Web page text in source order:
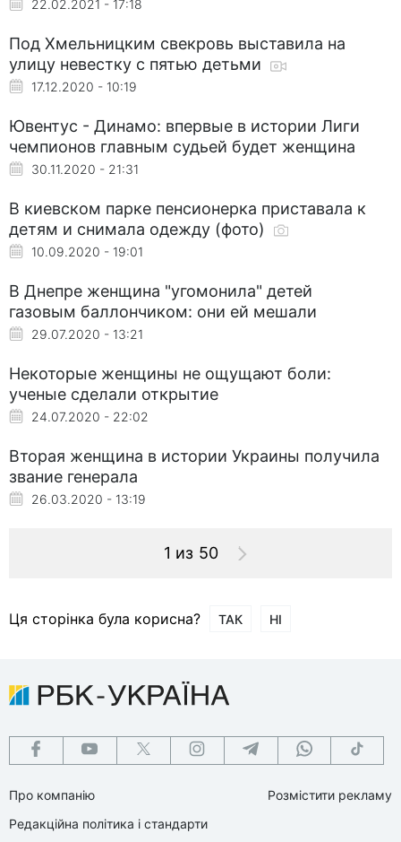
22.02.2021 - 17:18
Под Хмельницким свекровь выставила на
улицу невестку с пятью детьми
17.12.2020 - 10:19
Ювентус - Динамо: впервые в истории Лиги
чемпионов главным судьей будет женщина
30.11.2020 - 21:31
В киевском парке пенсионерка приставала к
детям и снимала одежду (фото)
10.09.2020 - 19:01
В Днепре женщина "угомонила" детей
газовым баллончиком: они ей мешали
29.07.2020 - 13:21
Некоторые женщины не ощущают боли:
ученые сделали открытие
24.07.2020 - 22:02
Вторая женщина в истории Украины получила
звание генерала
26.03.2020 - 13:19
1 из 50
Ця сторінка була корисна? ТАК НІ
Про компанію
Редакційна політика і стандарти
Розмістити рекламу